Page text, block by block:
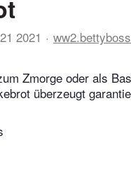
2021
Zmorge oder als
überzeugt